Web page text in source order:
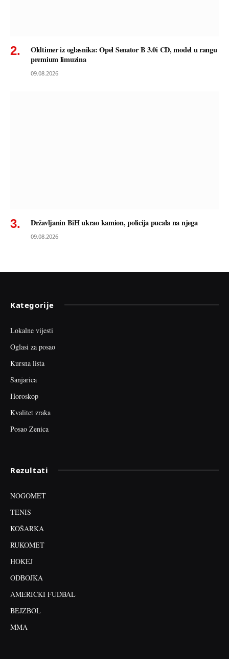
Oldtimer iz oglasnika: Opel Senator B 3.0i CD, model u rangu
premium limuzina
09.08.2026
Državljanin BiH ukrao kamion, policija pucala na njega
09.08.2026
Kategorije
Lokalne vijesti
Oglasi za posao
Kursna lista
Sanjarica
Horoskop
Kvalitet zraka
Posao Zenica
Rezultati
NOGOMET
TENIS
KOŠARKA
RUKOMET
HOKEJ
ODBOJKA
AMERIČKI FUDBAL
BEJZBOL
MMA